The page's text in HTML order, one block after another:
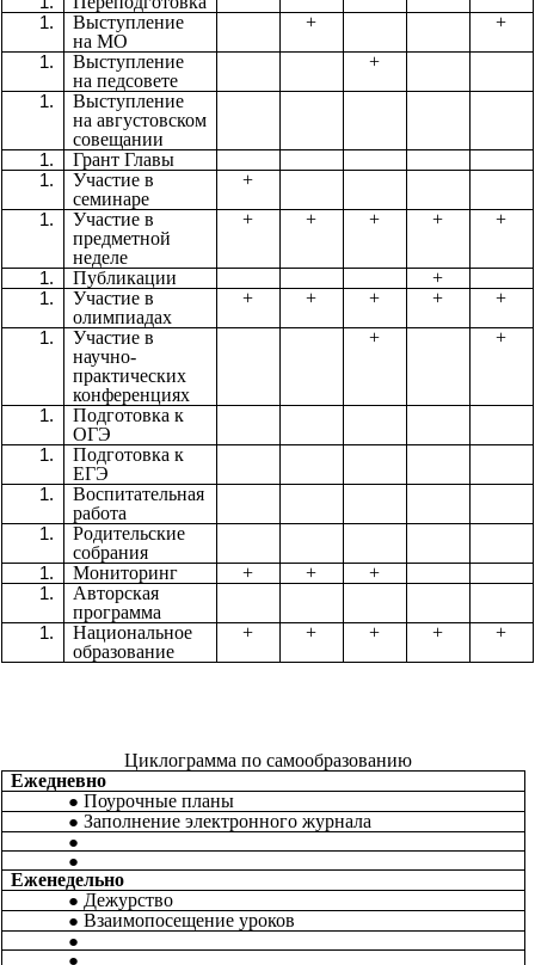
Выступление
на МО
+
+
Выступление
на педсовете
+
Выступление
на августовском
совещании
Грант Главы
Участие в
семинаре
+
Участие в
предметной
неделе
+ + + + +
Публикации
+
Участие в
олимпиадах
+ + + +
+
Участие в
научно-
практических
конференциях
+ +
Подготовка к
ОГЭ
Подготовка к
ЕГЭ
Воспитательная
работа
Родительские
собрания
Мониторинг
+ +
+
Авторская
программа
Национальное
образование
+ + + + +
Циклограмма по самообразованию
Ежедневно
Поурочные планы
Заполнение электронного журнала
Еженедельно
Дежурство
Взаимопосещение уроков